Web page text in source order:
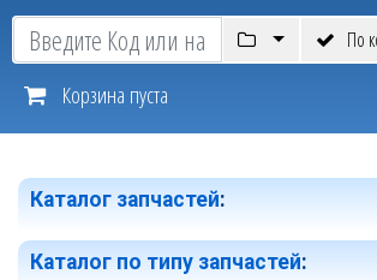
По
Корзина пуста
Каталог запчастей:
Каталог по типу запчастей: